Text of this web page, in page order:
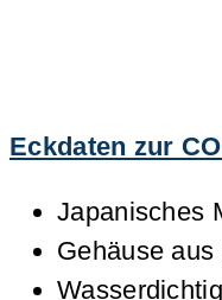
Eckdaten zur
Japanisches
Gehäuse